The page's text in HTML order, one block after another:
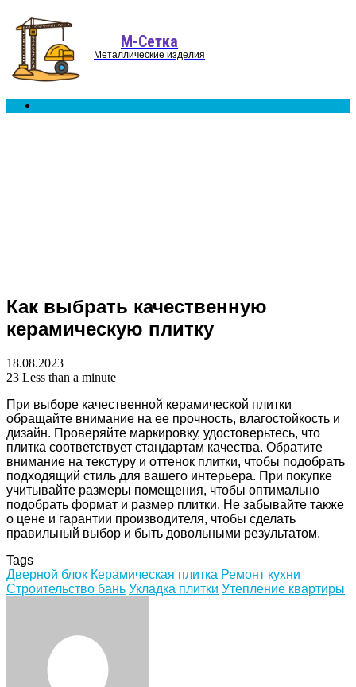
М-Сетка
Металлические изделия
Как выбрать качественную
керамическую плитку
18.08.2023
23 Less than a minute
При выборе качественной керамической плитки
обращайте внимание на ее прочность, влагостойкость и
дизайн. Проверяйте маркировку, удостоверьтесь, что
плитка соответствует стандартам качества. Обратите
внимание на текстуру и оттенок плитки, чтобы подобрать
подходящий стиль для вашего интерьера. При покупке
учитывайте размеры помещения, чтобы оптимально
подобрать формат и размер плитки. Не забывайте также
о цене и гарантии производителя, чтобы сделать
правильный выбор и быть довольными результатом.
Tags
Дверной блок Керамическая плитка Ремонт кухни
Строительство бань Укладка плитки Утепление квартиры